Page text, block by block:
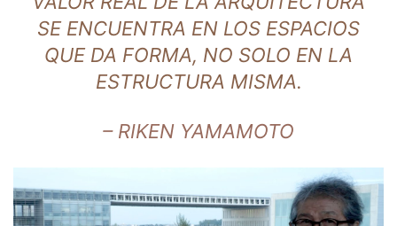
SE ENCUENTRA EN LOS ESPACIOS
QUE DA FORMA, NO SOLO EN LA
ESTRUCTURA MISMA.
– RIKEN YAMAMOTO